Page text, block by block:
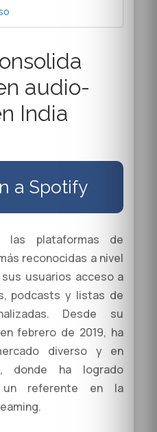
audio-
India
a Spotify
plataformas de
reconocidas a nivel
usuarios acceso a
podcasts y listas de
Desde su
febrero de 2019, ha
diverso y en
donde ha logrado
un referente en la